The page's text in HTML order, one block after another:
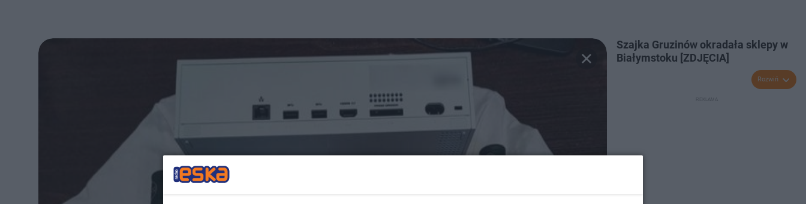
Szajka Gruzinów okradała sklepy w
Białymstoku [ZDJĘCIA]
Rozwiń